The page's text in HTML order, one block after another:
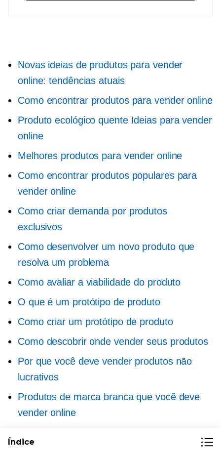
Novas ideias de produtos para vender
online: tendências atuais
Como encontrar produtos para vender online
Produto ecológico quenteIdeias para vender
online
Melhores produtos para vender online
Como encontrar produtos populares para
vender online
Como criar demanda por produtos
exclusivos
Como desenvolver um novo produto que
resolva um problema
Como avaliar a viabilidade do produto
O que é um protótipo de produto
Como criar um protótipo de produto
Como descobrir onde vender seus produtos
Por que você deve vender produtos não
lucrativos
Produtos de marca branca que você deve
vender online
Índice